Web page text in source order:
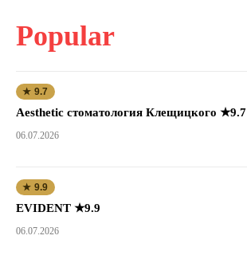
Popular
★ 9.7
Aesthetic стоматология Клещицкого ★9.7
06.07.2026
★ 9.9
EVIDENT ★9.9
06.07.2026